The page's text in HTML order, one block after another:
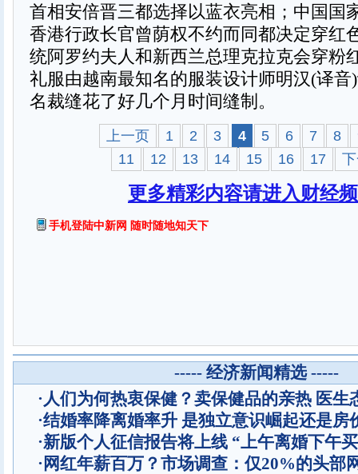
首相安倍晋三都选择以蓝衣亮相；中国国
香港行政长官曾荫权不约而同都决定穿红
统阿罗约夫人和新西兰总理克拉克会穿粉
礼服由越南最知名的服装设计师明汉(译音
名裁缝花了好几个月时间缝制。
上一页 1 2 3 4 5 6 7 8
11
12 13 14 15 16 17
更多精彩内容请进入财经
手机登陆中新网 随时随地知天下
----- 经济新闻精选 -----
·人们为何热衷保健？卖保健品的亲热 医生
·结婚率降离婚率升 是独立意识崛起还是房
·新版个人征信报告将上线 “上午离婚下午
· 网红年薪百万？市场调查：仅20%的头部